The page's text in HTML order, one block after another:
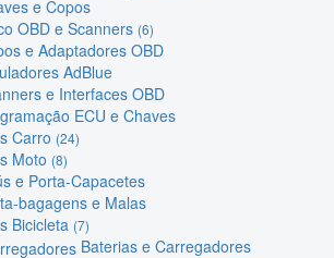
e Copos
OBD e Scanners (6)
e Adaptadores OBD
AdBlue
e Interfaces OBD
ECU e Chaves
Carro (24)
Moto (8)
e Porta-Capacetes
bagagens e Malas
Bicicleta (7)
Baterias e Carregadores